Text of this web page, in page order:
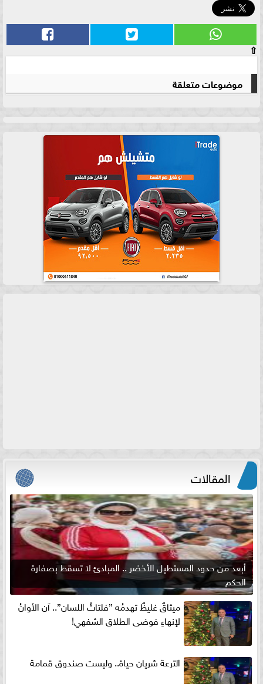
⇧
موضوعات متعلقة
المقالات
أبعد من حدود المستطيل الأخضر .. المبادئ لا تسقط بصفارة
الحكم
ميثاقٌ غليظٌ تهدمُه ”فلتاتُ اللسان”.. آن الأوانُ
لإنهاءِ فوضى الطلاق الشفهي!
الترعة شريان حياة.. وليست صندوق قمامة